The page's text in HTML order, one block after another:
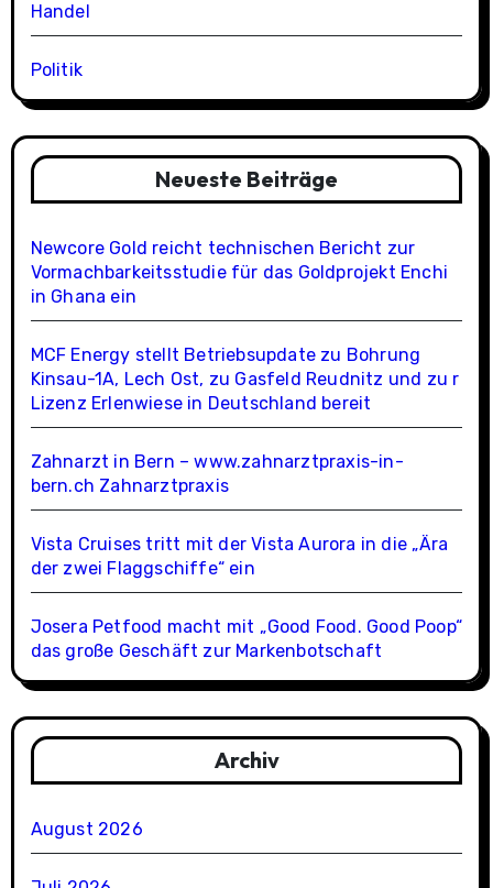
Handel
Politik
Neueste Beiträge
Newcore Gold reicht technischen Bericht zur
Vormachbarkeitsstudie für das Goldprojekt Enchi
in Ghana ein
MCF Energy stellt Betriebsupdate zu Bohrung
Kinsau-1A, Lech Ost, zu Gasfeld Reudnitz und zu r
Lizenz Erlenwiese in Deutschland bereit
Zahnarzt in Bern – www.zahnarztpraxis-in-
bern.ch Zahnarztpraxis
Vista Cruises tritt mit der Vista Aurora in die „Ära
der zwei Flaggschiffe“ ein
Josera Petfood macht mit „Good Food. Good Poop“
das große Geschäft zur Markenbotschaft
Archiv
August 2026